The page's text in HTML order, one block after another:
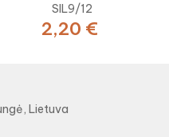
SIL9/12
2,20 €
Lietuva